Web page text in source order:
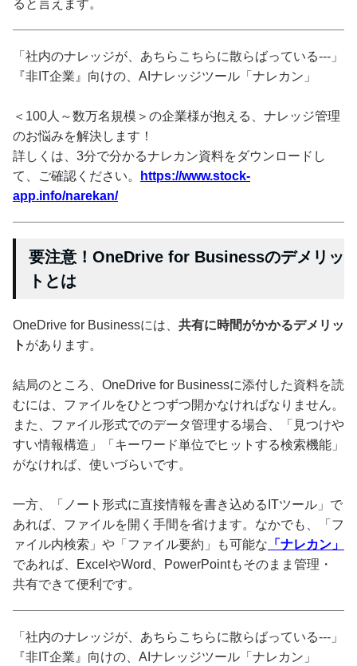
ると言えます。
「社内のナレッジが、あちらこちらに散らばっている---」
『非IT企業』向けの、AIナレッジツール「ナレカン」
＜100人～数万名規模＞の企業様が抱える、ナレッジ管理
のお悩みを解決します！
詳しくは、3分で分かるナレカン資料をダウンロードし
て、ご確認ください。
https://www.stock-
app.info/narekan/
要注意！OneDrive for Businessのデメリッ
トとは
OneDrive for Businessには、 共有に時間がかかるデメリッ
ト があります。
結局のところ、OneDrive for Businessに添付した資料を読
むには、ファイルをひとつずつ開かなければなりません。
また、ファイル形式でのデータ管理する場合、「見つけや
すい情報構造」「キーワード単位でヒットする検索機能」
がなければ、使いづらいです。
一方、「ノート形式に直接情報を書き込めるITツール」で
あれば、ファイルを開く手間を省けます。なかでも、「フ
ァイル内検索」や「ファイル要約」も可能な 「ナレカン」
であれば、ExcelやWord、PowerPointもそのまま管理・
共有できて便利です。
「社内のナレッジが、あちらこちらに散らばっている---」
『非IT企業』向けの、AIナレッジツール「ナレカン」